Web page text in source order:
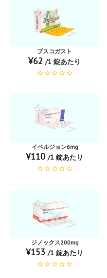
お薬ショップ
ブスコガスト
¥62 /1 錠あたり
お薬ショップ
イベルジョン6mg
¥110 /1 錠あたり
お薬ショップ
ジノックス200mg
¥153 /1 錠あたり